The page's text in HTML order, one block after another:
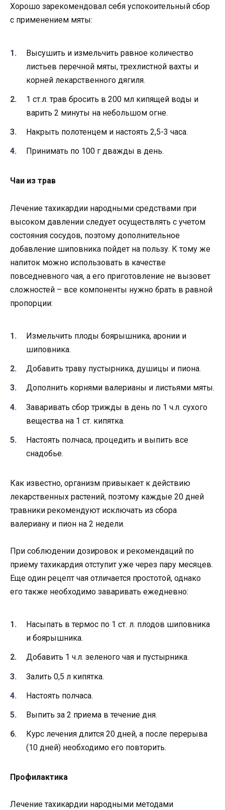
Хорошо зарекомендовал себя успокоительный сбор
с применением мяты:
Высушить и измельчить равное количество
листьев перечной мяты, трехлистной вахты и
корней лекарственного дягиля.
1 ст.л. трав бросить в 200 мл кипящей воды и
варить 2 минуты на небольшом огне.
Накрыть полотенцем и настоять 2,5-3 часа.
Принимать по 100 г дважды в день.
Чаи из трав
Лечение тахикардии народными средствами при
высоком давлении следует осуществлять с учетом
состояния сосудов, поэтому дополнительное
добавление шиповника пойдет на пользу. К тому же
напиток можно использовать в качестве
повседневного чая, а его приготовление не вызовет
сложностей – все компоненты нужно брать в равной
пропорции:
Измельчить плоды боярышника, аронии и
шиповника.
Добавить траву пустырника, душицы и пиона.
Дополнить корнями валерианы и листьями мяты.
Заваривать сбор трижды в день по 1 ч.л. сухого
вещества на 1 ст. кипятка.
Настоять полчаса, процедить и выпить все
снадобье.
Как известно, организм привыкает к действию
лекарственных растений, поэтому каждые 20 дней
травники рекомендуют исключать из сбора
валериану и пион на 2 недели.
При соблюдении дозировок и рекомендаций по
приему тахикардия отступит уже через пару месяцев.
Еще один рецепт чая отличается простотой, однако
его также необходимо заваривать ежедневно:
Насыпать в термос по 1 ст. л. плодов шиповника
и боярышника.
Добавить 1 ч.л. зеленого чая и пустырника.
Залить 0,5 л кипятка.
Настоять полчаса.
Выпить за 2 приема в течение дня.
Курс лечения длится 20 дней, а после перерыва
(10 дней) необходимо его повторить.
Профилактика
Лечение тахикардии народными методами